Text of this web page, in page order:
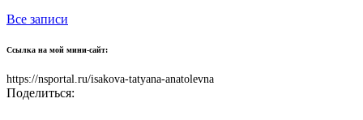
Все записи
Ссылка на мой мини-сайт:
https://nsportal.ru/isakova-tatyana-anatolevna
Поделиться: